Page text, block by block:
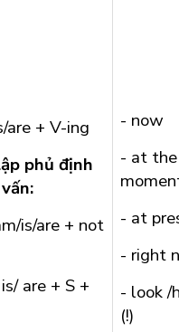
are + V-ing
phủ định
is/are + not
are + S +
- now
- at the
- at
- right
- look /
(!)